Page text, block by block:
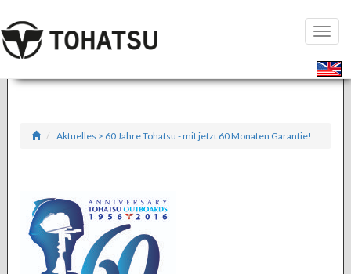
öffnen
Aktuelles > 60 Jahre Tohatsu - mit jetzt 60 Monaten Garantie!